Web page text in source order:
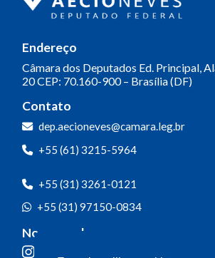
Endereço
Câmara dos Deputados Ed. Principal,
20CEP: 70.160-900 – Brasília (DF)
Contato
dep.aecioneves@camara.leg.br
+55 (61) 3215-5964
+55 (31) 3261-0121
+55 (31) 97150-0834
Nossas redes